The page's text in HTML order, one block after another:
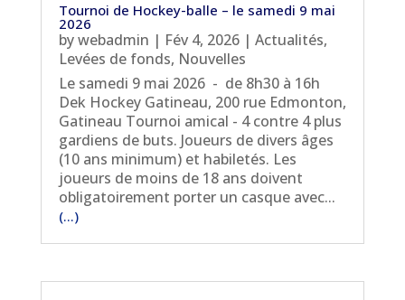
Tournoi de Hockey-balle – le samedi 9 mai
2026
bywebadmin | Fév 4, 2026| Actualités,
Levées de fonds, Nouvelles
Le samedi 9 mai 2026 - de 8h30 à 16h
Dek Hockey Gatineau, 200 rue Edmonton,
Gatineau Tournoi amical - 4 contre 4 plus
gardiens de buts. Joueurs de divers âges
(10 ans minimum) et habiletés. Les
joueurs de moins de 18 ans doivent
obligatoirement porter un casque avec...
(...)